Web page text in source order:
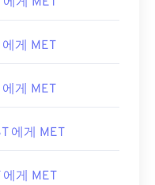
에게 MET
게 MET
에게 MET
에게 MET